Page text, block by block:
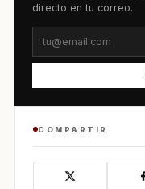
directo en tu correo.
COMPARTIR